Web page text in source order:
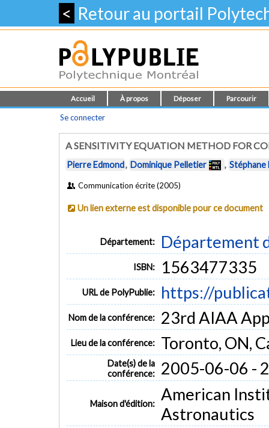
< Retour au portail
Accueil À propos Déposer Parcourir
Se connecter
A SENSITIVITY EQUATION METHOD FOR
Pierre Edmond, Dominique Pelletier , Stéphane
Communication écrite (2005)
Un lien externe est disponible pour ce document
Département: Département
ISBN: 1563477335
URL de PolyPublie: https://
Nom de la conférence: 23rd AIAA
Lieu de la conférence: Toronto, ON,
Date(s) de la
conférence:
2005-06-06 -
Maison d'édition: American
Astronautics